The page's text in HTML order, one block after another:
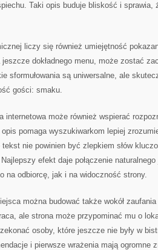
Taki opis buduje bliskość i sprawia,
liczy się również umiejętność
dokładnego menu, może zostać
sformułowania są uniwersalne, ale
gości: smaku.
internetowa może również wspierać
opis pomaga wyszukiwarkom lepiej
tekst nie powinien być zlepkiem słów
efekt daje połączenie
na odbiorcę, jak i na widoczność strony.
można budować także wokół
ale strona może przypominać mu o
osoby, które jeszcze nie były w
i pierwsze wrażenia mają ogromne